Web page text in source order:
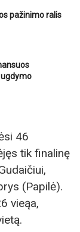
pažinimo ralis
46
tik finalinę
(Papilė).
vieąa,